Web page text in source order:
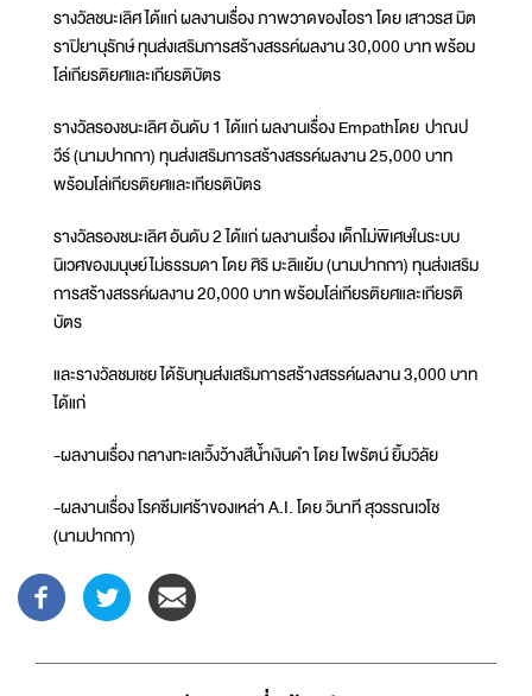
รางวัลชนะเลิศ ได้แก่ ผลงานเรื่อง ภาพวาดของไอรา โดย เสาวรส มิต
ราปิยานุรักษ์ ทุนส่งเสริมการสร้างสรรค์ผลงาน 30,000 บาท พร้อม
โล่เกียรติยศและเกียรติบัตร
รางวัลรองชนะเลิศ อันดับ 1 ได้แก่ ผลงานเรื่อง Empathโดย ปาณป
วีร์ (นามปากกา) ทุนส่งเสริมการสร้างสรรค์ผลงาน 25,000 บาท
พร้อมโล่เกียรติยศและเกียรติบัตร
รางวัลรองชนะเลิศ อันดับ 2 ได้แก่ ผลงานเรื่อง เด็กไม่พิเศษในระบบ
นิเวศของมนุษย์ไม่ธรรมดา โดย ศิริ มะลิแย้ม (นามปากกา) ทุนส่งเสริม
การสร้างสรรค์ผลงาน 20,000 บาท พร้อมโล่เกียรติยศและเกียรติ
บัตร
และรางวัลชมเชย ได้รับทุนส่งเสริมการสร้างสรรค์ผลงาน 3,000 บาท
ได้แก่
-ผลงานเรื่อง กลางทะเลเวิ้งว้างสีน้ำเงินดำ โดย ไพรัตน์ ยิ้มวิลัย
-ผลงานเรื่อง โรคซึมเศร้าของเหล่า A.I. โดย วินาที สุวรรณเวโช
(นามปากกา)